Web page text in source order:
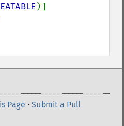
)]
Page • Submit a Pull